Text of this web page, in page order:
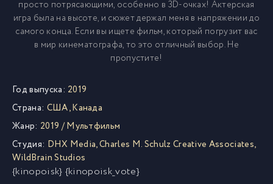
просто потрясающими, особенно в 3D-очках! Актерская
игра была на высоте, и сюжет держал меня в напряжении до
самого конца. Если вы ищете фильм, который погрузит вас
в мир кинематографа, то это отличный выбор. Не
пропустите!
Год выпуска: 2019
Страна: США,Канада
Жанр: 2019 /Мультфильм
Студия: DHX Media,Charles M. Schulz Creative Associates,
WildBrain Studios
{kinopoisk} {kinopoisk_vote}